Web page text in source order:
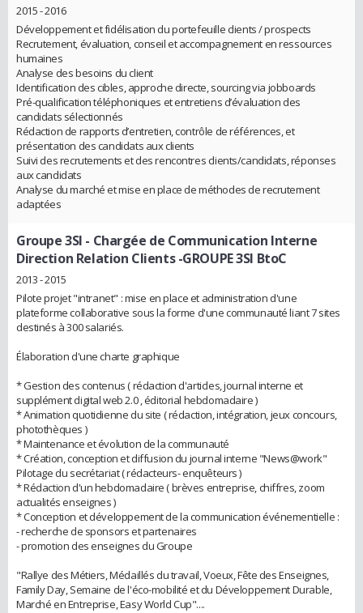
2015 - 2016
Développement et fidélisation du portefeuille clients / prospects
Recrutement, évaluation, conseil et accompagnement en ressources
humaines
Analyse des besoins du client
Identification des cibles, approche directe, sourcing via jobboards
Pré-qualification téléphoniques et entretiens d’évaluation des
candidats sélectionnés
Rédaction de rapports d’entretien, contrôle de références, et
présentation des candidats aux clients
Suivi des recrutements et des rencontres clients/candidats, réponses
aux candidats
Analyse du marché et mise en place de méthodes de recrutement
adaptées
Groupe 3SI - Chargée de Communication Interne
Direction Relation Clients -GROUPE 3SI BtoC
2013 - 2015
Pilote projet "intranet" : mise en place et administration d'une
plateforme collaborative sous la forme d'une communauté liant 7 sites
destinés à 300 salariés.
Élaboration d'une charte graphique
* Gestion des contenus ( rédaction d'articles, journal interne et
supplément digital web 2.0 , éditorial hebdomadaire )
* Animation quotidienne du site ( rédaction, intégration, jeux concours,
photothèques )
* Maintenance et évolution de la communauté
* Création, conception et diffusion du journal interne "News@work"
Pilotage du secrétariat ( rédacteurs- enquêteurs )
* Rédaction d'un hebdomadaire ( brèves entreprise, chiffres, zoom
actualités enseignes )
* Conception et développement de la communication événementielle :
- recherche de sponsors et partenaires
- promotion des enseignes du Groupe
"Rallye des Métiers, Médaillés du travail, Voeux, Fête des Enseignes,
Family Day, Semaine de l'éco-mobilité et du Développement Durable,
Marché en Entreprise, Easy World Cup"....